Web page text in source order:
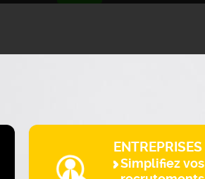
ENTREPRISES
Simplifiez vos